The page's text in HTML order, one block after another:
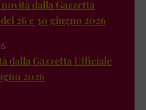
dalla Gazzetta
26 e 30 giugno 2026
dalla Gazzetta Ufficiale
2026